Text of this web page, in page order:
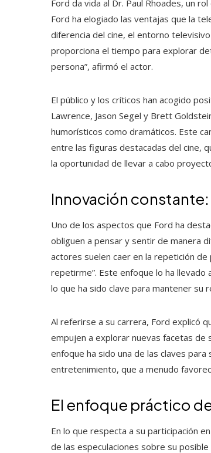
Ford da vida al Dr. Paul Rhoades, un
Ford ha elogiado las ventajas que la
diferencia del cine, el entorno
proporciona el tiempo para explorar
persona”, afirmó el actor.
El público y los críticos han acogido
Lawrence, Jason Segel y Brett
humorísticos como dramáticos. Este
entre las figuras destacadas del cine,
la oportunidad de llevar a cabo
Innovación
Uno de los aspectos que Ford ha
obliguen a pensar y sentir de manera
actores suelen caer en la repetición
repetirme”. Este enfoque lo ha
lo que ha sido clave para mantener su
Al referirse a su carrera, Ford explicó
empujen a explorar nuevas facetas
enfoque ha sido una de las claves
entretenimiento, que a menudo
El enfoque práctico
En lo que respecta a su participación
de las especulaciones sobre su